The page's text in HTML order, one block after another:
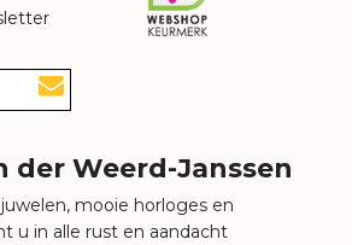
der Weerd-Janssen
mooie horloges en
u in alle rust en aandacht